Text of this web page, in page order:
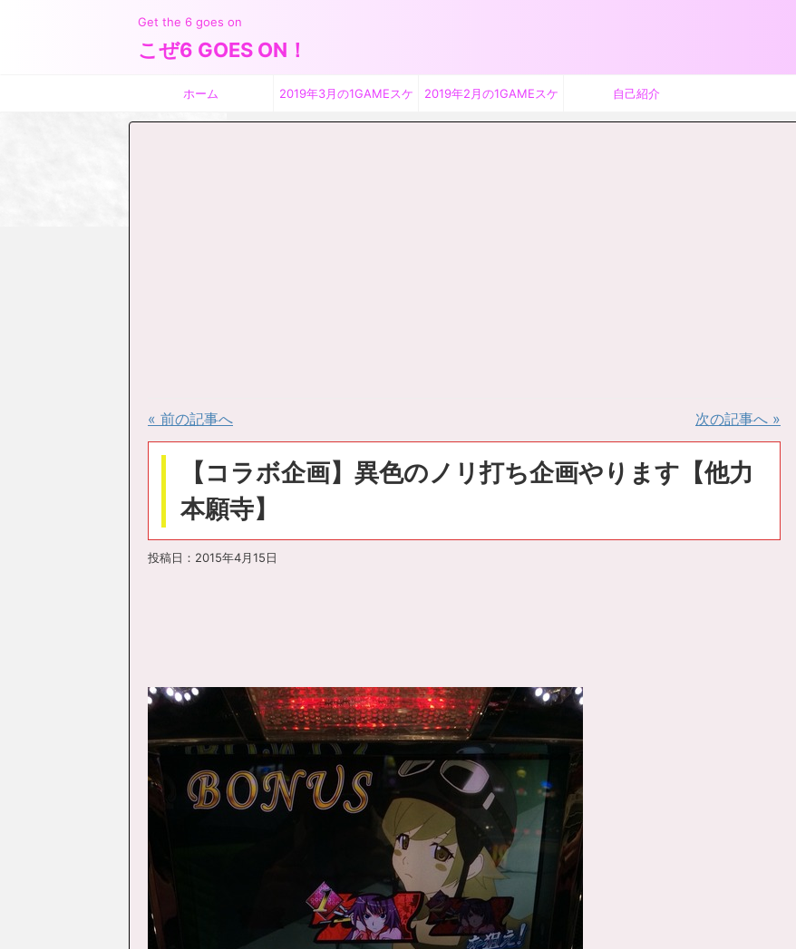
Get the 6 goes on
こぜ6 GOES ON！
ホーム 2019年3月の1GAMEスケ 2019年2月の1GAMEスケ 自己紹介
« 前の記事へ 次の記事へ »
【コラボ企画】異色のノリ打ち企画やります【他力
本願寺】
投稿日： 2015年4月15日